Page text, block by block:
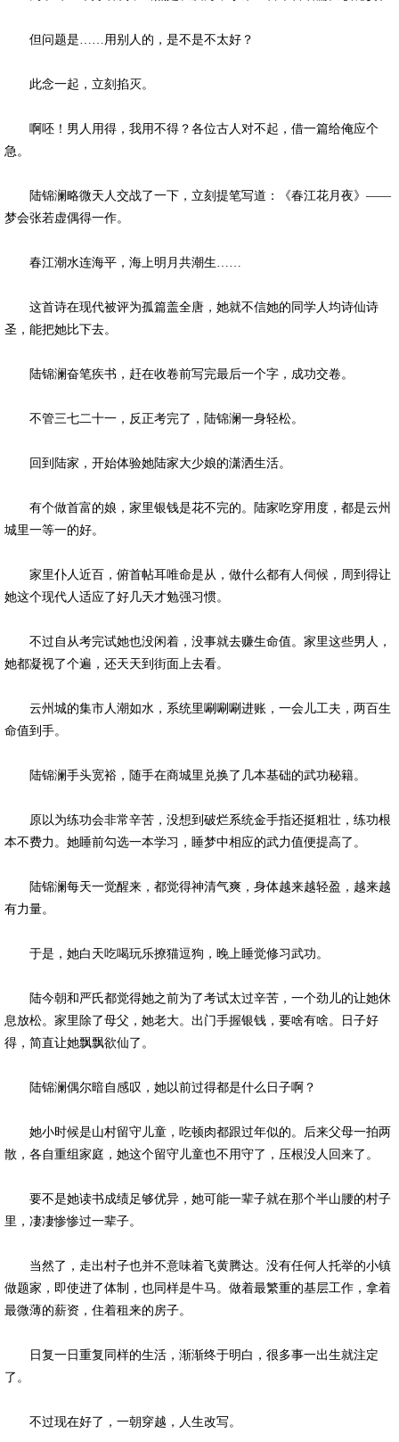
但问题是……用别人的，是不是不太好？
此念一起，立刻掐灭。
啊呸！男人用得，我用不得？各位古人对不起，借一篇给俺应个
急。
陆锦澜略微天人交战了一下，立刻提笔写道：《春江花月夜》——
梦会张若虚偶得一作。
春江潮水连海平，海上明月共潮生……
这首诗在现代被评为孤篇盖全唐，她就不信她的同学人均诗仙诗
圣，能把她比下去。
陆锦澜奋笔疾书，赶在收卷前写完最后一个字，成功交卷。
不管三七二十一，反正考完了，陆锦澜一身轻松。
回到陆家，开始体验她陆家大少娘的潇洒生活。
有个做首富的娘，家里银钱是花不完的。陆家吃穿用度，都是云州
城里一等一的好。
家里仆人近百，俯首帖耳唯命是从，做什么都有人伺候，周到得让
她这个现代人适应了好几天才勉强习惯。
不过自从考完试她也没闲着，没事就去赚生命值。家里这些男人，
她都凝视了个遍，还天天到街面上去看。
云州城的集市人潮如水，系统里唰唰唰进账，一会儿工夫，两百生
命值到手。
陆锦澜手头宽裕，随手在商城里兑换了几本基础的武功秘籍。
原以为练功会非常辛苦，没想到破烂系统金手指还挺粗壮，练功根
本不费力。她睡前勾选一本学习，睡梦中相应的武力值便提高了。
陆锦澜每天一觉醒来，都觉得神清气爽，身体越来越轻盈，越来越
有力量。
于是，她白天吃喝玩乐撩猫逗狗，晚上睡觉修习武功。
陆今朝和严氏都觉得她之前为了考试太过辛苦，一个劲儿的让她休
息放松。家里除了母父，她老大。出门手握银钱，要啥有啥。日子好
得，简直让她飘飘欲仙了。
陆锦澜偶尔暗自感叹，她以前过得都是什么日子啊？
她小时候是山村留守儿童，吃顿肉都跟过年似的。后来父母一拍两
散，各自重组家庭，她这个留守儿童也不用守了，压根没人回来了。
要不是她读书成绩足够优异，她可能一辈子就在那个半山腰的村子
里，凄凄惨惨过一辈子。
当然了，走出村子也并不意味着飞黄腾达。没有任何人托举的小镇
做题家，即使进了体制，也同样是牛马。做着最繁重的基层工作，拿着
最微薄的薪资，住着租来的房子。
日复一日重复同样的生活，渐渐终于明白，很多事一出生就注定
了。
不过现在好了，一朝穿越，人生改写。